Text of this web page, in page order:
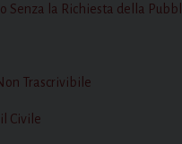
Senza la Richiesta della
Trascrivibile
Civile